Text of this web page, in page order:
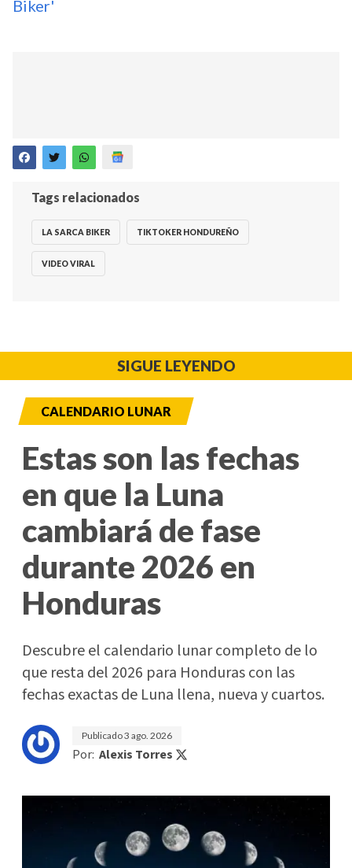
Biker'
Tags relacionados
LA SARCA BIKER TIKTOKER HONDUREÑO
VIDEO VIRAL
SIGUE LEYENDO
CALENDARIO LUNAR
Estas son las fechas
en que la Luna
cambiará de fase
durante 2026 en
Honduras
Descubre el calendario lunar completo de lo
que resta del 2026 para Honduras con las
fechas exactas de Luna llena, nueva y cuartos.
Publicado3 ago. 2026
Por: Alexis Torres